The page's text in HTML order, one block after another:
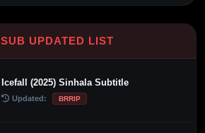
SUB UPDATED LIST
Icefall (2025) Sinhala Subtitle
Updated: BRRIP